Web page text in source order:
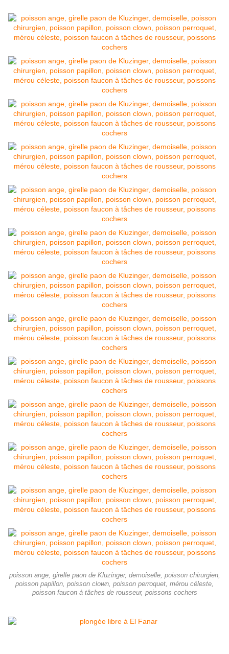
poisson ange, girelle paon de Kluzinger, demoiselle, poisson chirurgien,
poisson papillon, poisson clown, poisson perroquet, mérou céleste,
poisson faucon à tâches de rousseur, poissons cochers